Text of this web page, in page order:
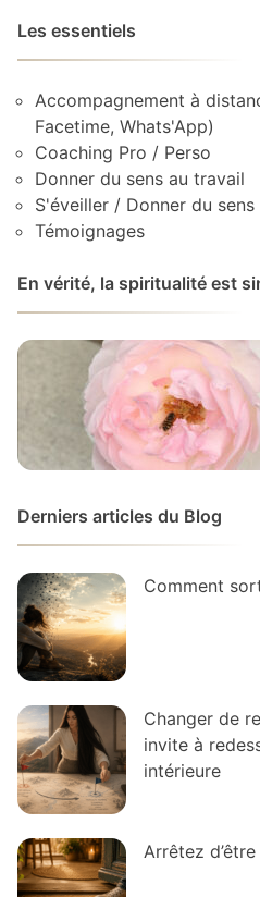
Les essentiels
Accompagnement à
Facetime, Whats'App)
Coaching Pro / Perso
Donner du sens au travail
S'éveiller / Donner du sens
Témoignages
En vérité, la spiritualité est
Derniers articles du Blog
Comment
Changer de
invite à
intérieure
Arrêtez